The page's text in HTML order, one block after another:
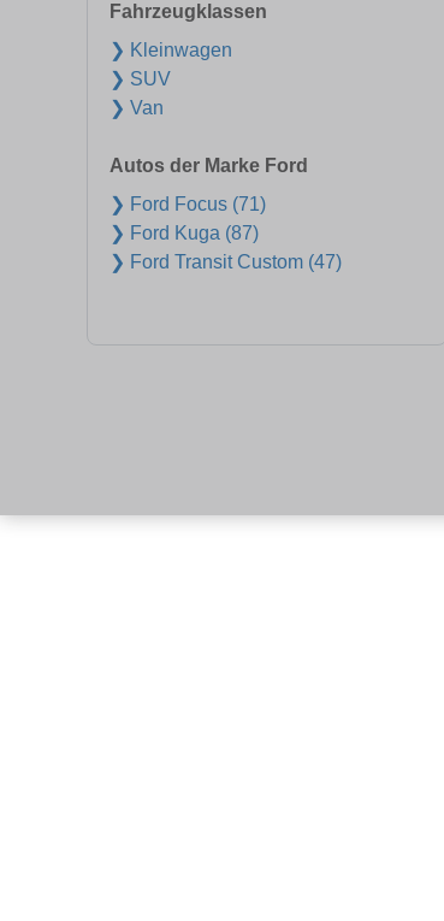
Fahrzeugklassen
❯ Kleinwagen
❯ SUV
❯ Van
Autos der Marke Ford
❯ Ford Focus (71)
❯ Ford Kuga (87)
❯ Ford Transit Custom (47)